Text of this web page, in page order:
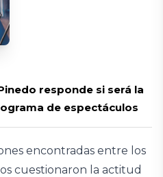
responde si será la
de espectáculos
encontradas entre los
cuestionaron la actitud